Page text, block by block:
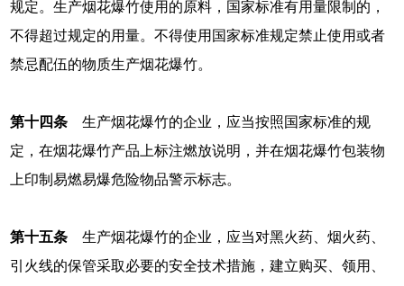
规定。生产烟花爆竹使用的原料，国家标准有用量限制的，
不得超过规定的用量。不得使用国家标准规定禁止使用或者
禁忌配伍的物质生产烟花爆竹。
第十四条 生产烟花爆竹的企业，应当按照国家标准的规
定，在烟花爆竹产品上标注燃放说明，并在烟花爆竹包装物
上印制易燃易爆危险物品警示标志。
第十五条 生产烟花爆竹的企业，应当对黑火药、烟火药、
引火线的保管采取必要的安全技术措施，建立购买、领用、